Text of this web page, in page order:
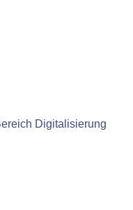
Digitalisierung